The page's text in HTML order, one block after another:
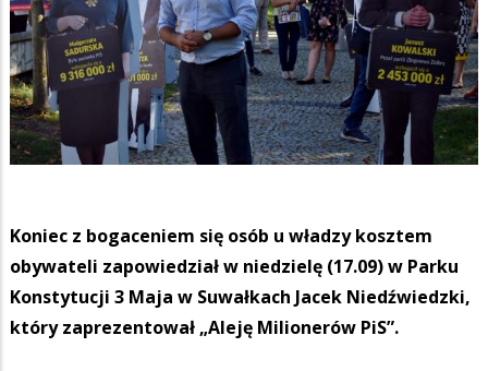
Koniec z bogaceniem się osób u władzy kosztem
obywateli zapowiedział w niedzielę (17.09) w Parku
Konstytucji 3 Maja w Suwałkach Jacek Niedźwiedzki,
który zaprezentował „Aleję Milionerów PiS”.